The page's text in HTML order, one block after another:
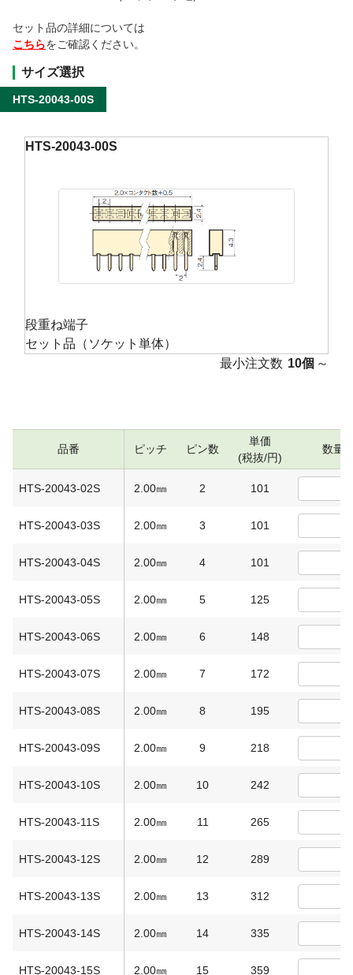
セット品の詳細については
こちらをご確認ください。
サイズ選択
HTS-20043-00S
HTS-20043-00S
段重ね端子
セット品（ソケット単体）
最小注文数 10個 ～
品番 ピッチ ピン数
単価
(税抜/円)
数量
HTS-20043-02S 2.00㎜ 2 101
HTS-20043-03S 2.00㎜ 3 101
HTS-20043-04S 2.00㎜ 4 101
HTS-20043-05S 2.00㎜ 5 125
HTS-20043-06S 2.00㎜ 6 148
HTS-20043-07S 2.00㎜ 7 172
HTS-20043-08S 2.00㎜ 8 195
HTS-20043-09S 2.00㎜ 9 218
HTS-20043-10S 2.00㎜ 10 242
HTS-20043-11S 2.00㎜ 11 265
HTS-20043-12S 2.00㎜ 12 289
HTS-20043-13S 2.00㎜ 13 312
HTS-20043-14S 2.00㎜ 14 335
HTS-20043-15S 2.00㎜ 15 359